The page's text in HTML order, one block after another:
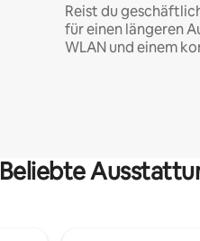
Reist du
für einen längeren
WLAN und einem
Beliebte